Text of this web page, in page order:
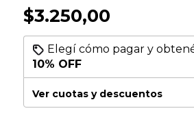
$3.250,00
Elegí cómo pagar y
10% OFF
Ver cuotas y descuentos